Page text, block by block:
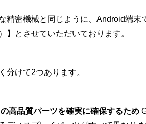
精密機械と同じように、Android端
】とさせていただいております。
分けて2つあります。
高品質パーツを確実に確保するため